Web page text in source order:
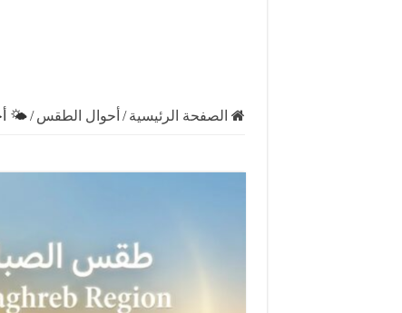
الصفحة الرئيسية / أحوال الطقس /
🌤️